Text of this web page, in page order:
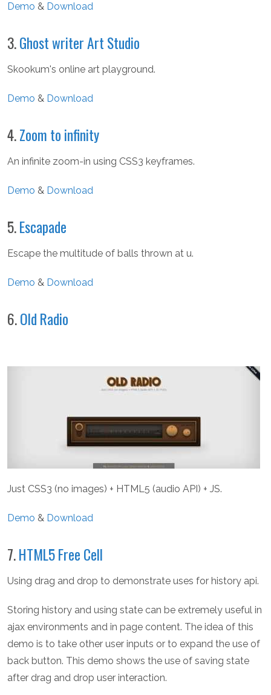
Demo & Download
3.Ghost writer Art Studio
Skookum's online art playground.
Demo & Download
4.Zoom to infinity
An infinite zoom-in using CSS3 keyframes.
Demo & Download
5.Escapade
Escape the multitude of balls thrown at u.
Demo & Download
6.Old Radio
Just CSS3 (no images) + HTML5 (audio API) + JS.
Demo & Download
7.HTML5 Free Cell
Using drag and drop to demonstrate uses for history api.
Storing history and using state can be extremely useful in
ajax environments and in page content. The idea of this
demo is to take other user inputs or to expand the use of
back button. This demo shows the use of saving state
after drag and drop user interaction.